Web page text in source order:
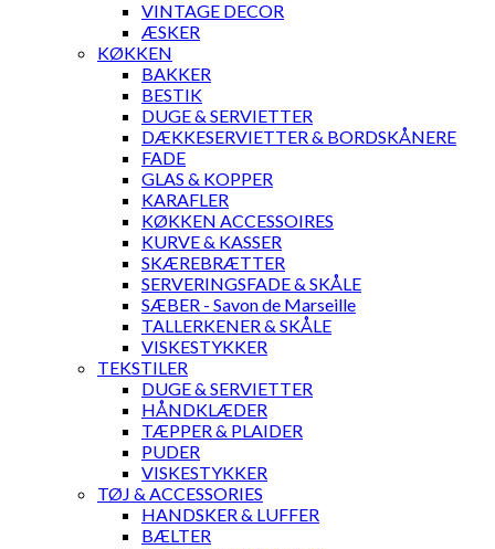
VINTAGE DECOR
ÆSKER
KØKKEN
BAKKER
BESTIK
DUGE & SERVIETTER
DÆKKESERVIETTER & BORDSKÅNERE
FADE
GLAS & KOPPER
KARAFLER
KØKKEN ACCESSOIRES
KURVE & KASSER
SKÆREBRÆTTER
SERVERINGSFADE & SKÅLE
SÆBER - Savon de Marseille
TALLERKENER & SKÅLE
VISKESTYKKER
TEKSTILER
DUGE & SERVIETTER
HÅNDKLÆDER
TÆPPER & PLAIDER
PUDER
VISKESTYKKER
TØJ & ACCESSORIES
HANDSKER & LUFFER
BÆLTER